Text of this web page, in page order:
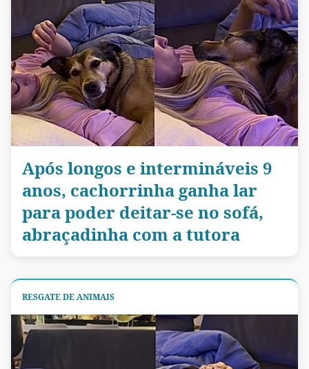
Após longos e intermináveis 9
anos, cachorrinha ganha lar
para poder deitar-se no sofá,
abraçadinha com a tutora
RESGATE DE ANIMAIS